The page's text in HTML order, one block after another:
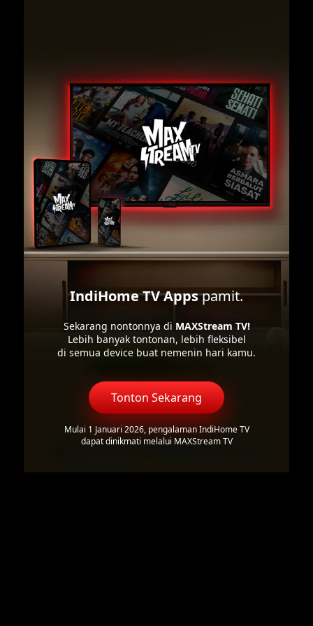
IndiHome TV Appspamit.
Sekarang nontonnya di MAXStream TV!
Lebih banyak tontonan, lebih fleksibel
di semua device buat nemenin hari kamu.
Tonton Sekarang
Mulai 1 Januari 2026, pengalaman IndiHome TV
dapat dinikmati melalui MAXStream TV